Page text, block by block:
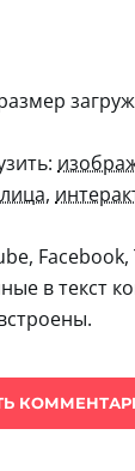
,
в текст